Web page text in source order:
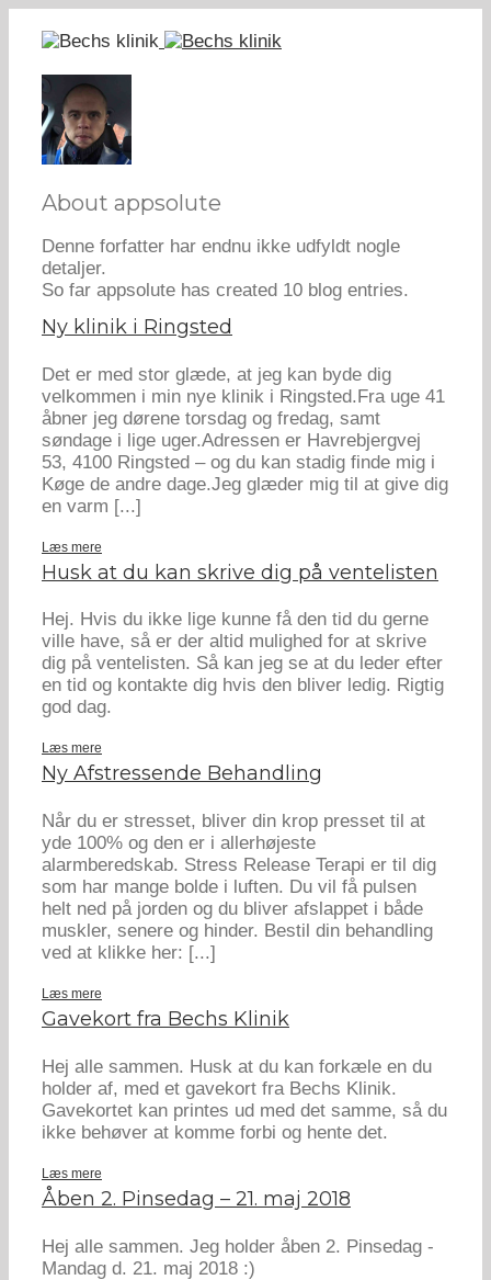
About appsolute
Denne forfatter har endnu ikke udfyldt nogle
detaljer.
So far appsolute has created 10 blog entries.
Ny klinik i Ringsted
Det er med stor glæde, at jeg kan byde dig
velkommen i min nye klinik i Ringsted.Fra uge 41
åbner jeg dørene torsdag og fredag, samt
søndage i lige uger.Adressen er Havrebjergvej
53, 4100 Ringsted – og du kan stadig finde mig i
Køge de andre dage.Jeg glæder mig til at give dig
en varm [...]
Læs mere
Husk at du kan skrive dig på ventelisten
Hej. Hvis du ikke lige kunne få den tid du gerne
ville have, så er der altid mulighed for at skrive
dig på ventelisten. Så kan jeg se at du leder efter
en tid og kontakte dig hvis den bliver ledig. Rigtig
god dag.
Læs mere
Ny Afstressende Behandling
Når du er stresset, bliver din krop presset til at
yde 100% og den er i allerhøjeste
alarmberedskab. Stress Release Terapi er til dig
som har mange bolde i luften. Du vil få pulsen
helt ned på jorden og du bliver afslappet i både
muskler, senere og hinder. Bestil din behandling
ved at klikke her: [...]
Læs mere
Gavekort fra Bechs Klinik
Hej alle sammen. Husk at du kan forkæle en du
holder af, med et gavekort fra Bechs Klinik.
Gavekortet kan printes ud med det samme, så du
ikke behøver at komme forbi og hente det.
Læs mere
Åben 2. Pinsedag – 21. maj 2018
Hej alle sammen. Jeg holder åben 2. Pinsedag -
Mandag d. 21. maj 2018 :)